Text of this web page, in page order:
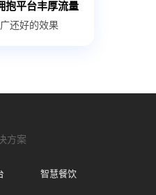
抱平台丰厚流量
还好的效果
方案
智慧餐饮